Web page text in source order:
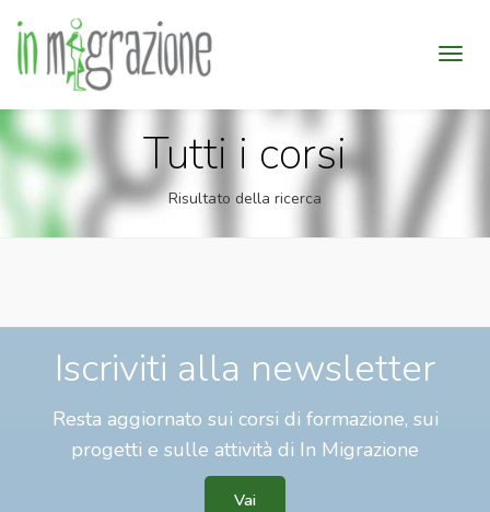
Tutti i corsi
Risultato della ricerca
Iscriviti alla newsletter
Resta aggiornato sui corsi di formazione, sui
progetti e sulle attività di In Migrazione
Vai